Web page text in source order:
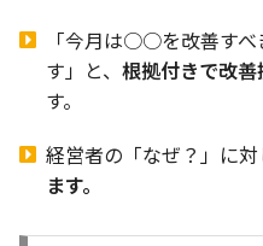
「今月は○○を改善す
す」と、根拠付きで改善
す。
経営者の「なぜ？」に
ます。